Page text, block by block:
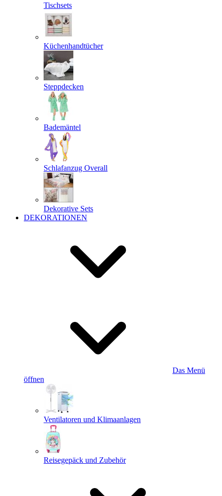
Tischsets
Küchenhandtücher
Steppdecken
Bademäntel
Schlafanzug Overall
Dekorative Sets
DEKORATIONEN
Das Menü
öffnen
Ventilatoren und Klimaanlagen
Reisegepäck und Zubehör